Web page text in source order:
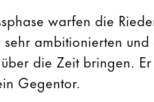
warfen die
ambitionierten
die Zeit bringen.
Gegentor.